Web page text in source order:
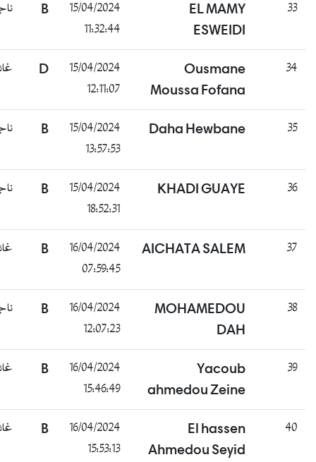
EL MAMY
ESWEIDI
15/04/2024
11:32:44
B ناجح
Ousmane
Moussa Fofana
15/04/2024
12:11:07
D غائب
Daha Hewbane
15/04/2024
13:57:53
B ناجح
KHADI GUAYE
15/04/2024
18:52:31
B ناجح
AICHATA SALEM
16/04/2024
07:59:45
B غائب
MOHAMEDOU
DAH
16/04/2024
12:07:23
B ناجح
Yacoub
ahmedou Zeine
16/04/2024
15:46:49
B غائب
El hassen
Ahmedou Seyid
16/04/2024
15:53:13
B غائب